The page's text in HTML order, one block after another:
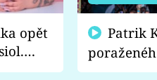
opět
a
fanoušci